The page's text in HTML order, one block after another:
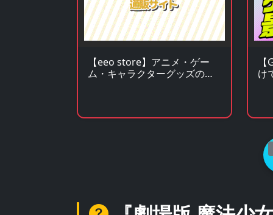
【eeo store】アニメ・ゲー
ム・キャラクターグッズの通
け